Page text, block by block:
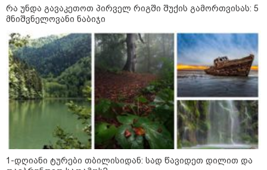
"როცა კანონიკიდან
გამომდინარე, მართებულად
მიგვაჩნია, რომ ადამიანის
გასვენება ტაძრიდან არ მოხდეს,
ეს მგლოვიარეს ისეთი
სიყვარულითა უნდა ავუხსნათ,
რომ შფოთვა არ დაიბადოს" -
დედა სიდონია
16:02 / 03-08-2026
"15 წლის წინ ჩადენილი
დანაშაული, 5-ჯერ შეცვლილი
მოსამართლე, 4-ჯერ თავიდან
დაწყებული საქმე... მადლობა
პროკურატურას, მათ გარეშე ეს
შედეგი არ დადგებოდა" - ქეთა
რა უნდა გავაკეთოთ პირველ რიგში შუქის გამორთვისას: 5
მნიშვნელოვანი ნაბიჯი
1-დღიანი ტურები თბილისიდან: სად წავიდეთ დილით და